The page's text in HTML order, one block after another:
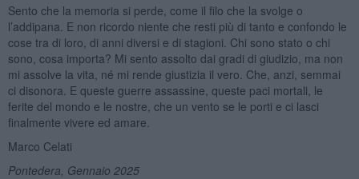
Sento che la memoria si perde, come il filo che la svolge o
l’addipana. E non ricordo niente che resti più di tanto e confondo le
cose tra di loro, di anni diversi e di stagioni. Chi sono stato o chi
sono, cosa importa? Mi sento assolto dai gradi di giudizio, ma non
mi assolve la vita, né mi rende giustizia il vero. Che, anzi, semmai
ci disonora. E queste guerre assassine, queste paci mortali, le
ferite del mondo e le nostre, che un vento se le porti e ci lasci
finalmente vivere ed amare.
Marco Celati
Pontedera, Gennaio 2025